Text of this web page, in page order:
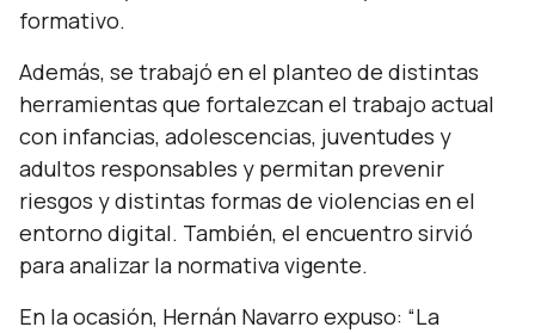
formativo.
Además, se trabajó en el planteo de distintas
herramientas que fortalezcan el trabajo actual
con infancias, adolescencias, juventudes y
adultos responsables y permitan prevenir
riesgos y distintas formas de violencias en el
entorno digital. También, el encuentro sirvió
para analizar la normativa vigente.
En la ocasión, Hernán Navarro expuso: “La